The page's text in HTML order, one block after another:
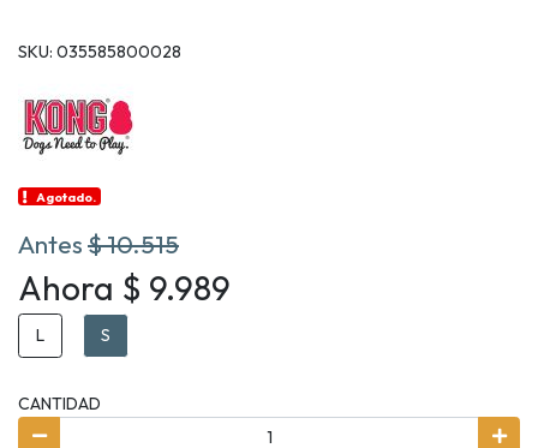
SKU: 035585800028
Agotado.
Antes$ 10.515
Ahora $ 9.989
L S
CANTIDAD